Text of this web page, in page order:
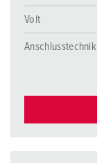
Volt
Anschlusstechnik